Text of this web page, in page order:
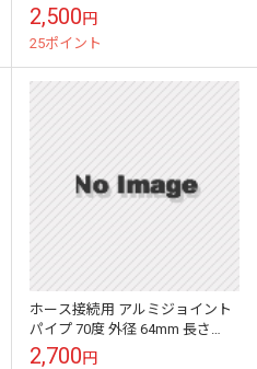
燃費向上、耐久性・パワーアッ
プグリース
2,500円
25ポイント
ホース接続用 アルミジョイント
パイプ 70度 外径 64mm 長さ
300mm
2,700円